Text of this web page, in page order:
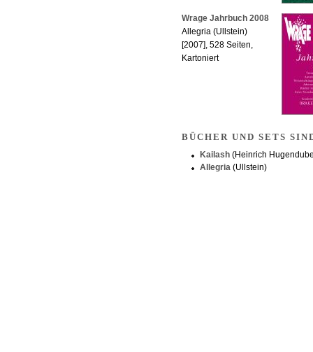
Wrage Jahrbuch 2008
Allegria (Ullstein)
[2007], 528 Seiten,
Kartoniert
BÜCHER UND SETS
Kailash (Heinrich
Allegria (Ullstein)